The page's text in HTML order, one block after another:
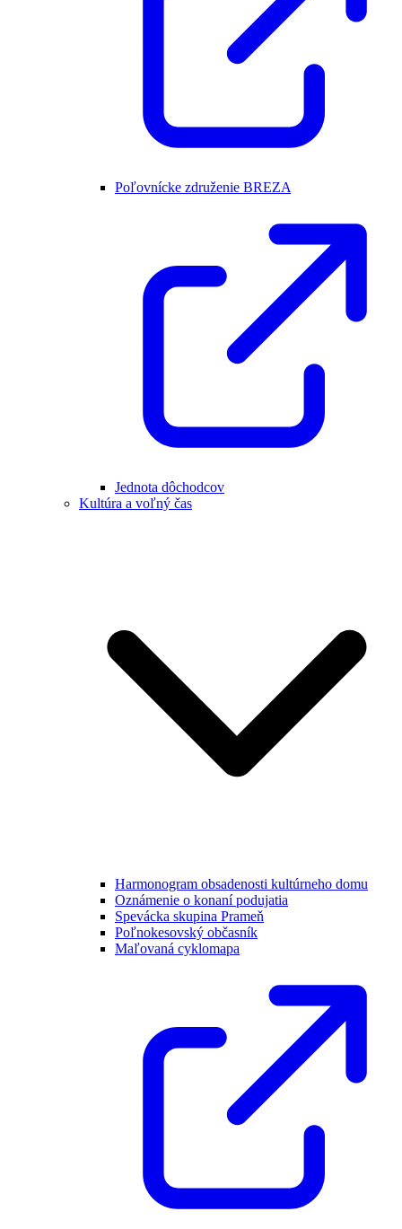
Poľovnícke združenie BREZA
Jednota dôchodcov
Kultúra a voľný čas
Harmonogram obsadenosti kultúrneho domu
Oznámenie o konaní podujatia
Spevácka skupina Prameň
Poľnokesovský občasník
Maľovaná cyklomapa